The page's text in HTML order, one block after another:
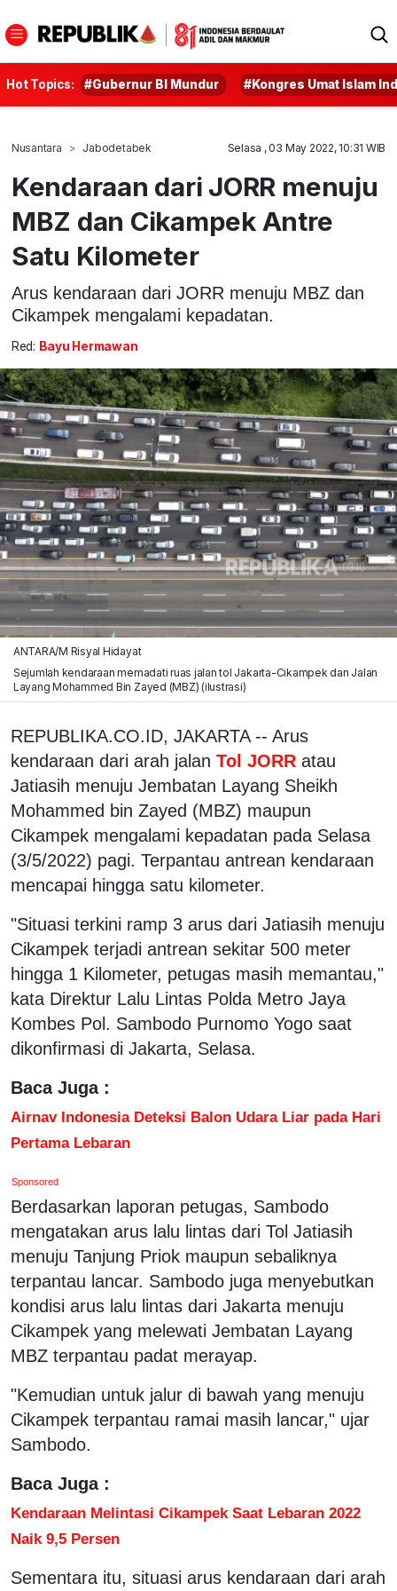
Hot Topics: #Gubernur BI Mundur #Kongres Umat Islam
Nusantara Jabodetabek Selasa , 03 May 2022, 10:31 WIB
Kendaraan dari JORR menuju
MBZ dan Cikampek Antre
Satu Kilometer
Arus kendaraan dari JORR menuju MBZ dan
Cikampek mengalami kepadatan.
Red: Bayu Hermawan
ANTARA/M Risyal Hidayat
Sejumlah kendaraan memadati ruas jalan tol Jakarta-Cikampek dan Jalan
Layang Mohammed Bin Zayed (MBZ) (ilustrasi)
REPUBLIKA.CO.ID, JAKARTA -- Arus
kendaraan dari arah jalan Tol JORR atau
Jatiasih menuju Jembatan Layang Sheikh
Mohammed bin Zayed (MBZ) maupun
Cikampek mengalami kepadatan pada Selasa
(3/5/2022) pagi. Terpantau antrean kendaraan
mencapai hingga satu kilometer.
"Situasi terkini ramp 3 arus dari Jatiasih menuju
Cikampek terjadi antrean sekitar 500 meter
hingga 1 Kilometer, petugas masih memantau,"
kata Direktur Lalu Lintas Polda Metro Jaya
Kombes Pol. Sambodo Purnomo Yogo saat
dikonfirmasi di Jakarta, Selasa.
Baca Juga :
Airnav Indonesia Deteksi Balon Udara Liar pada Hari
Pertama Lebaran
Sponsored
Berdasarkan laporan petugas, Sambodo
mengatakan arus lalu lintas dari Tol Jatiasih
menuju Tanjung Priok maupun sebaliknya
terpantau lancar. Sambodo juga menyebutkan
kondisi arus lalu lintas dari Jakarta menuju
Cikampek yang melewati Jembatan Layang
MBZ terpantau padat merayap.
"Kemudian untuk jalur di bawah yang menuju
Cikampek terpantau ramai masih lancar," ujar
Sambodo.
Baca Juga :
Kendaraan Melintasi Cikampek Saat Lebaran 2022
Naik 9,5 Persen
Sementara itu, situasi arus kendaraan dari arah